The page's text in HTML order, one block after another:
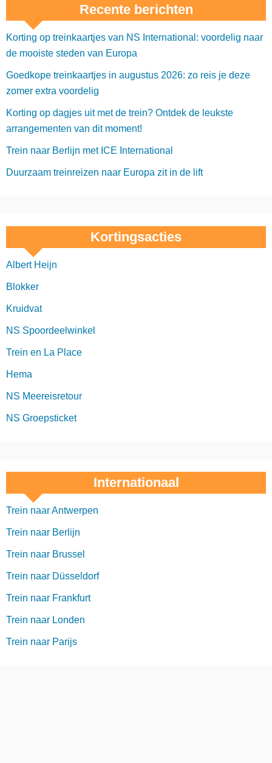
Recente berichten
Korting op treinkaartjes van NS International: voordelig naar
de mooiste steden van Europa
Goedkope treinkaartjes in augustus 2026: zo reis je deze
zomer extra voordelig
Korting op dagjes uit met de trein? Ontdek de leukste
arrangementen van dit moment!
Trein naar Berlijn met ICE International
Duurzaam treinreizen naar Europa zit in de lift
Kortingsacties
Albert Heijn
Blokker
Kruidvat
NS Spoordeelwinkel
Trein en La Place
Hema
NS Meereisretour
NS Groepsticket
Internationaal
Trein naar Antwerpen
Trein naar Berlijn
Trein naar Brussel
Trein naar Düsseldorf
Trein naar Frankfurt
Trein naar Londen
Trein naar Parijs